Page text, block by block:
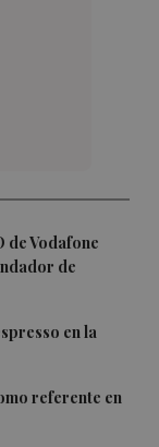
de Vodafone
de
en la
referente en